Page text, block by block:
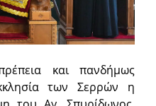
και πανδήμως
των Σερρών η